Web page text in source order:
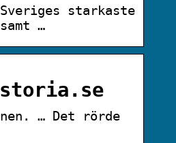
starkaste
…
… Det rörde